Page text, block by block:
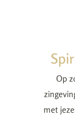
Op
met